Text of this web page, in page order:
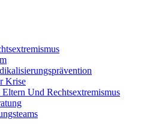
Krise
Und Rechtsextremismus